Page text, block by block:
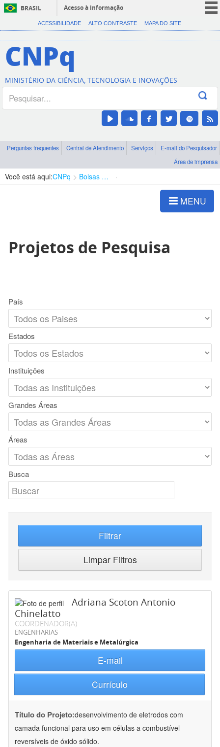
BRASIL
Acesso à informação
CORONAVÍRUS (COVID-19)
Canais
ACESSIBILIDADE ALTO CONTRASTE MAPA DO SITE
CNPq
MINISTÉRIO DA CIÊNCIA, TECNOLOGIA E INOVAÇÕES
Perguntas frequentes Central de Atendimento Serviços
E-mail do Pesquisador
Área de imprensa
Você está aqui:CNPq Bolsas e Auxílios Vigentes
MENU
Projetos de Pesquisa
País
Estados
Instituições
Grandes Áreas
Áreas
Busca
Filtrar
Limpar Filtros
Adriana Scoton Antonio
Chinelatto
COORDENADOR(A)
ENGENHARIAS
Engenharia de Materiais e Metalúrgica
E-mail
Currículo
Título do Projeto:desenvolvimento de eletrodos com
camada funcional para uso em células a combustível
reversíveis de óxido sólido.